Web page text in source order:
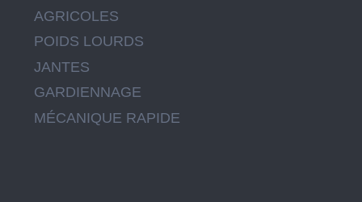
AGRICOLES
POIDS LOURDS
JANTES
GARDIENNAGE
MÉCANIQUE RAPIDE